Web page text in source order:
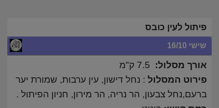
פיתול לעין כובס
שישי 16/10
אורך מסלול:
פירוט המסלול : נחל דישון, עין ערבות, שמורת יער
ברעם,נחל צבעון, הר נריה, הר מירון, חניון הפיתול .